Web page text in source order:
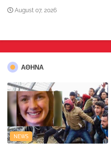
August 07, 2026
ΑΘΗΝΑ
NEWS